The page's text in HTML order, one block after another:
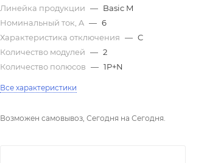
Линейка продукции — Basic M
Номинальный ток, A — 6
Характеристика отключения — C
Количество модулей — 2
Количество полюсов — 1P+N
Все характеристики
Возможен самовывоз, Сегодня на Сегодня.